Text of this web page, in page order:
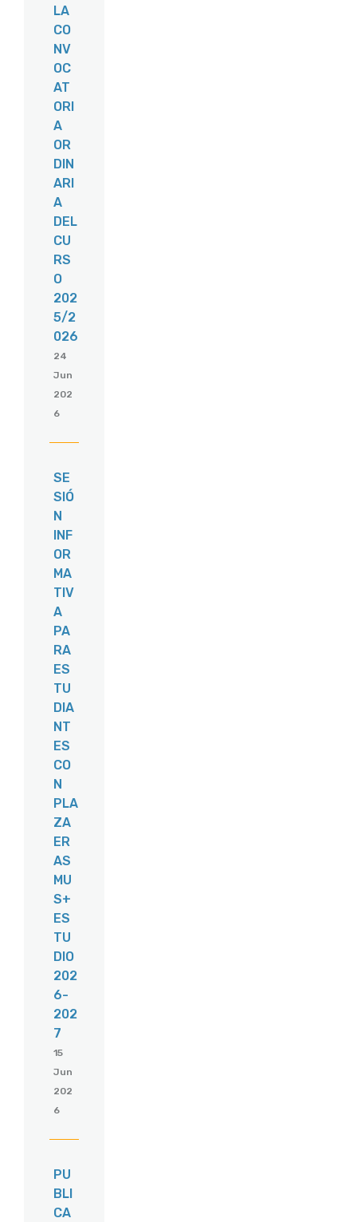
LA
CO
NV
OC
AT
ORI
A
OR
DIN
ARI
A
DEL
CU
RS
O
202
5/2
026
24
Jun
202
6
SE
SIÓ
N
INF
OR
MA
TIV
A
PA
RA
ES
TU
DIA
NT
ES
CO
N
PLA
ZA
ER
AS
MU
S+
ES
TU
DIO
202
6-
202
7
15
Jun
202
6
PU
BLI
CA